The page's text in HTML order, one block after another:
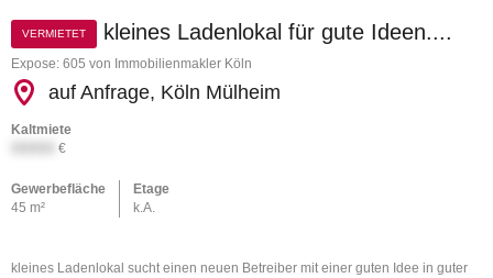
VERMIETET kleines Ladenlokal für gute Ideen....
Expose: 605 von Immobilienmakler Köln
auf Anfrage, Köln Mülheim
Kaltmiete
€
Gewerbefläche
45 m²
Etage
k.A.
kleines Ladenlokal sucht einen neuen Betreiber mit einer guten Idee in guter